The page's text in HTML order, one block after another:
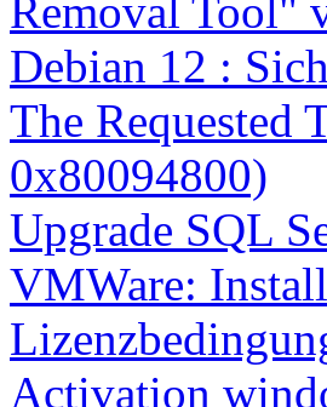
Removal Tool"
Debian 12 :
The Requested
0x80094800)
Upgrade SQL
VMWare:
Activation